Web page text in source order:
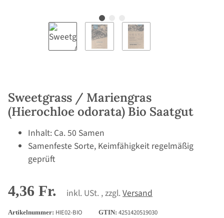
Sweetgrass / Mariengras
(Hierochloe odorata) Bio Saatgut
Inhalt: Ca. 50 Samen
Samenfeste Sorte, Keimfähigkeit regelmäßig
geprüft
4,36 Fr. inkl. USt. , zzgl. Versand
Artikelnummer: HIE02-BIO GTIN: 4251420519030